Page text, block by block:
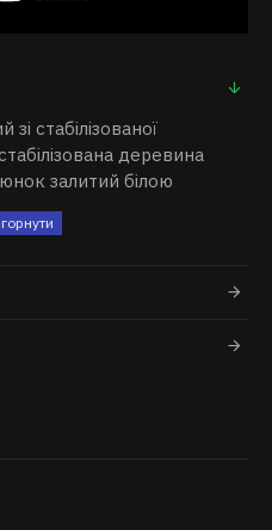
стабілізованої
деревина
залитий білою
QR code (будь то
платежу з приват24,
з каталогу нашого